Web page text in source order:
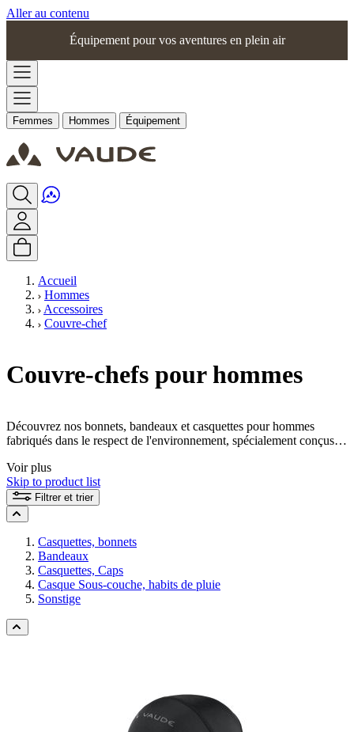
Aller au contenu
Équipement pour vos aventures en plein air
Femmes Hommes Équipement
Accueil
Hommes
Accessoires
Couvre-chef
Couvre-chefs pour hommes
Découvrez nos bonnets, bandeaux et casquettes pour hommes
fabriqués dans le respect de l'environnement, spécialement conçus
protection optimale contre le soleil, le vent et les intempéries, pour
que vous soyez parfaitement équipé en toutes circonstances.
Choisissez dès maintenant votre équipement éco-responsable et
vivez la nature sans compromis !
Voir plus
Skip to product list
Filtrer et trier
Casquettes, bonnets
Bandeaux
Casquettes, Caps
Casque Sous-couche, habits de pluie
Sonstige